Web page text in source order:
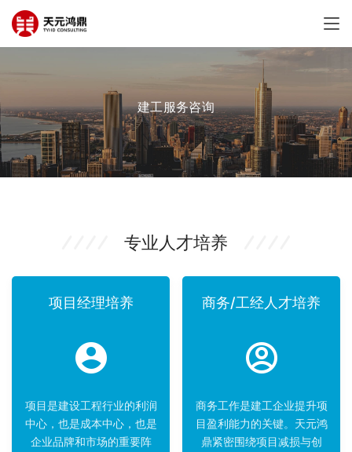
建工服务咨询
专业人才培养
项目经理培养
项目是建设工程行业的利润
中心，也是成本中心，也是
企业品牌和市场的重要阵
商务/工经人才培养
商务工作是建工企业提升项
目盈利能力的关键。天元鸿
鼎紧密围绕项目减损与创